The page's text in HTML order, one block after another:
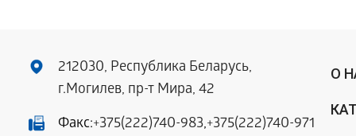
212030, Республика Беларусь,
г.Могилев, пр-т Мира, 42
Факс:+375(222)740-983,+375(222)740-971
О